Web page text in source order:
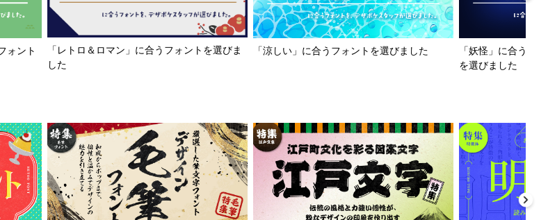
ォント
「レトロ＆ロマン」に合うフォントを選びま
した
「涼しい」に合うフォントを選びました
「妖怪」に合うフ
を選びました